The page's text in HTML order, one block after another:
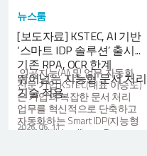
뉴스룸
[보도자료] KSTEC, AI 기반
‘스마트 IDP 솔루션’ 출시...
기존 RPA, OCR 한계
뛰어넘는 지능형 문서 처리
기술 적용
인공지능(AI) 및 업무 자동화
전문 기업 KSTEC(대표 이승도)
은 기업의 복잡한 문서 처리
업무를 혁신적으로 단축하고
자동화하는 Smart IDP(지능형
문서 처리, Intelligent Document
2026. 06. 11